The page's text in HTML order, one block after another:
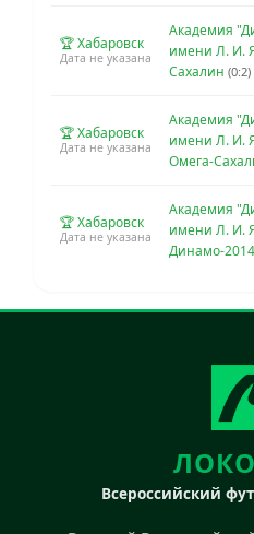
🏆 Хабаровск
Дата не указана
Академия
имени Л. И.
Сахалин (0:2)
🏆 Хабаровск
Дата не указана
Академия
имени Л. И.
Омега-
🏆 Хабаровск
Дата не указана
Академия
имени Л. И.
Динамо-
Всероссийский